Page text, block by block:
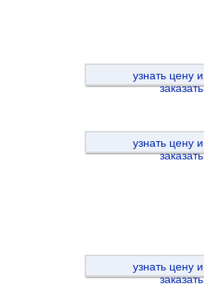
узнать цену и
заказать
узнать цену и
заказать
узнать цену и
заказать